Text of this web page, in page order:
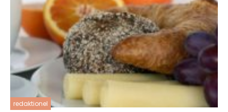
redaktionel